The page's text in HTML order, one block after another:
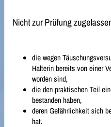
Nicht zur Prüfung
die wegen
Halterin bereits von einer
worden sind,
die den praktischen Teil
bestanden haben,
deren Gefährlichkeit sich
hat.